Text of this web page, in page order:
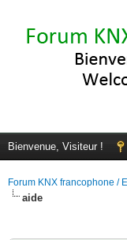
Bienvenue, Visiteur !
Forum KNX francophone /
aide